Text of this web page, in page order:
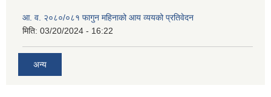
आ. व. २०८०/०८१ फागुन महिनाको आय व्ययको प्रतिवेदन
मिति: 03/20/2024 - 16:22
अन्य